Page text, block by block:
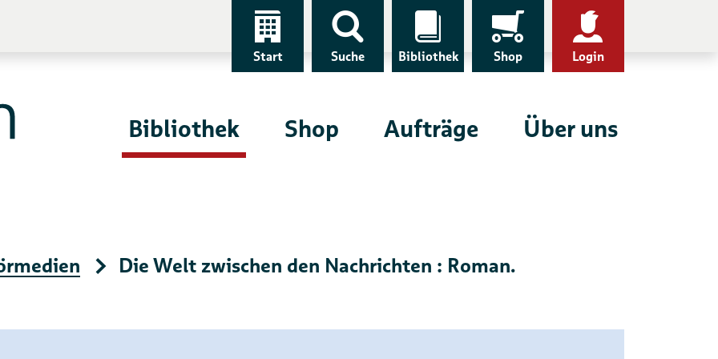
Start Suche Bibliothek Shop Login
Bibliothek Shop Aufträge Über uns
Die Welt zwischen den Nachrichten : Roman.